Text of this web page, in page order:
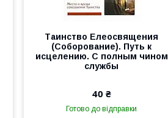
Таинство Елеосвящения
(Соборование). Путь к
исцелению. С полным чином
службы
40 ₴
Готово до відправки